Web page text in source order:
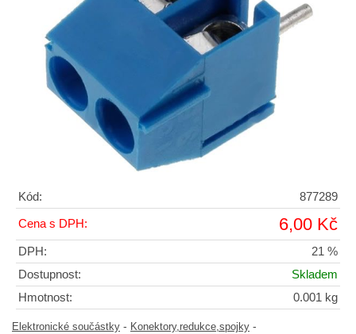
Kód: 877289
Cena s DPH: 6,00 Kč
DPH:
21 %
Dostupnost:
Skladem
Hmotnost:
0.001 kg
Elektronické součástky - Konektory,redukce,spojky -